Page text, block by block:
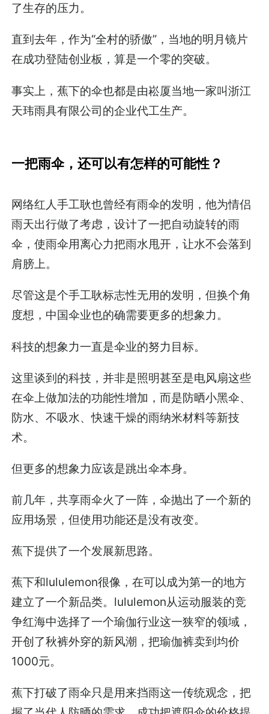
了生存的压力。
直到去年，作为“全村的骄傲”，当地的明月镜片
在成功登陆创业板，算是一个零的突破。
事实上，蕉下的伞也都是由崧厦当地一家叫浙江
天玮雨具有限公司的企业代工生产。
一把雨伞，还可以有怎样的可能性？
网络红人手工耿也曾经有雨伞的发明，他为情侣
雨天出行做了考虑，设计了一把自动旋转的雨
伞，使雨伞用离心力把雨水甩开，让水不会落到
肩膀上。
尽管这是个手工耿标志性无用的发明，但换个角
度想，中国伞业也的确需要更多的想象力。
科技的想象力一直是伞业的努力目标。
这里谈到的科技，并非是照明甚至是电风扇这些
在伞上做加法的功能性增加，而是防晒小黑伞、
防水、不吸水、快速干燥的雨纳米材料等新技
术。
但更多的想象力应该是跳出伞本身。
前几年，共享雨伞火了一阵，伞抛出了一个新的
应用场景，但使用功能还是没有改变。
蕉下提供了一个发展新思路。
蕉下和lululemon很像，在可以成为第一的地方
建立了一个新品类。lululemon从运动服装的竞
争红海中选择了一个瑜伽行业这一狭窄的领域，
开创了秋裤外穿的新风潮，把瑜伽裤卖到均价
1000元。
蕉下打破了雨伞只是用来挡雨这一传统观念，把